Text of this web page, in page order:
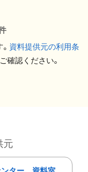
資料提供元の利用条
確認ください。
元